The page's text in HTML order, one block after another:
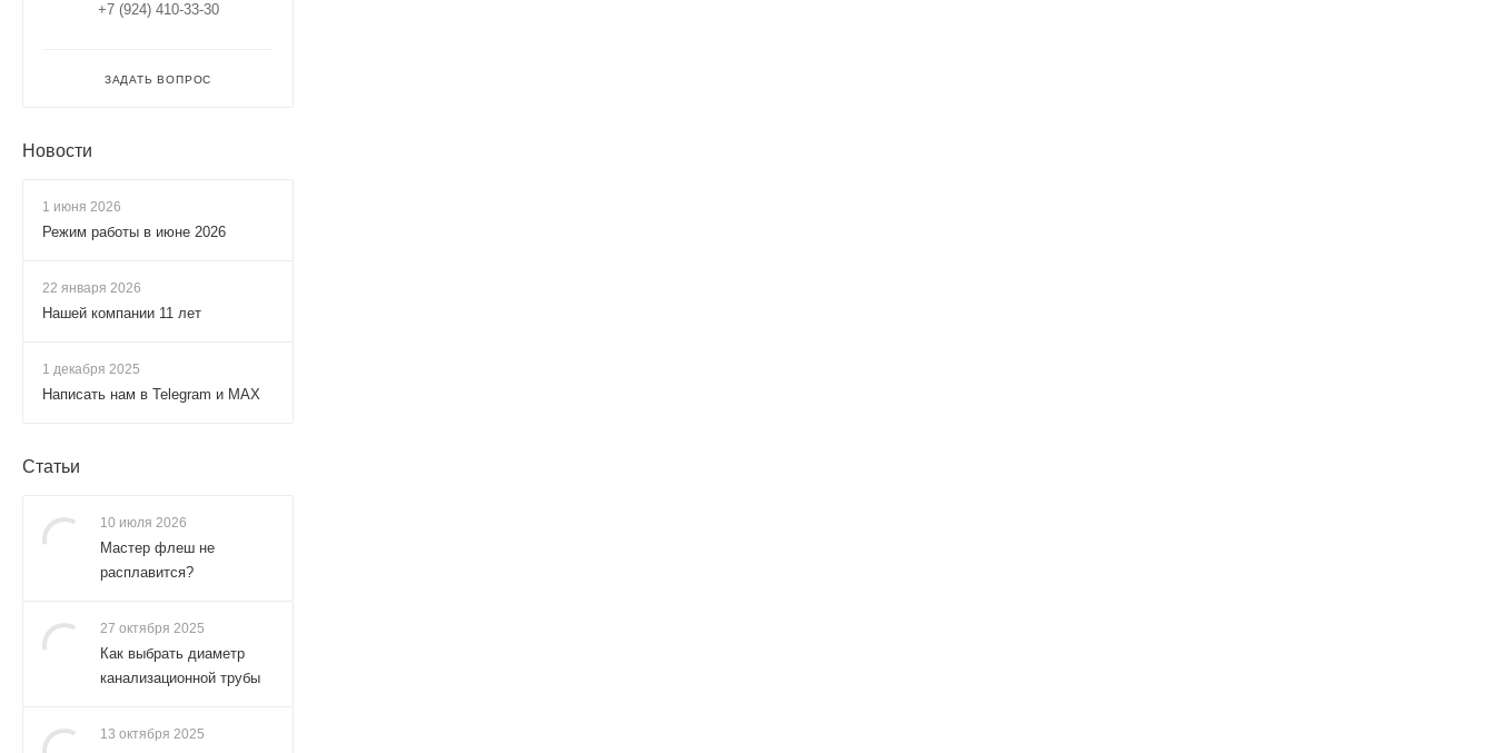
+7 (924) 410-33-30
ЗАДАТЬ ВОПРОС
Новости
1 июня 2026
Режим работы в июне 2026
22 января 2026
Нашей компании 11 лет
1 декабря 2025
Написать нам в Telegram и MAX
Статьи
10 июля 2026
Мастер флеш не
расплавится?
27 октября 2025
Как выбрать диаметр
канализационной трубы
13 октября 2025